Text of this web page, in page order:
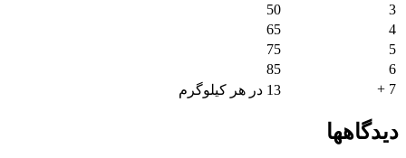
3
50
4
65
5
75
6
85
7 +
13 در هر کیلوگرم
دیدگاهها